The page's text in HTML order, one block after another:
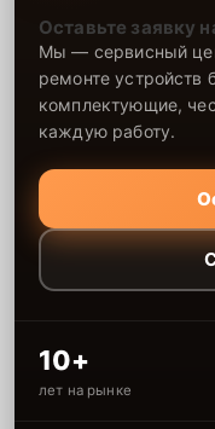
Оставьте заявку
Мы — сервисный
ремонте устройств
комплектующие,
каждую работу.
10+
лет на рынке